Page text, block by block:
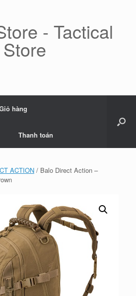
- Tactical
Store
hàng
Thanh toán
ACTION / Balo Direct Action –